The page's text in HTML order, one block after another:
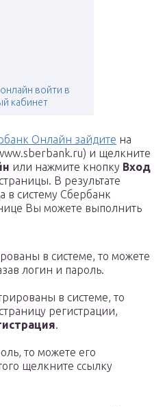
войти в
кабинет
Онлайн зайдите на
и щелкните
или нажмите кнопку Вход
В результате
в систему Сбербанк
Вы можете выполнить
в системе, то можете
логин и пароль.
в системе, то
регистрации,
.
то можете его
щелкните ссылку